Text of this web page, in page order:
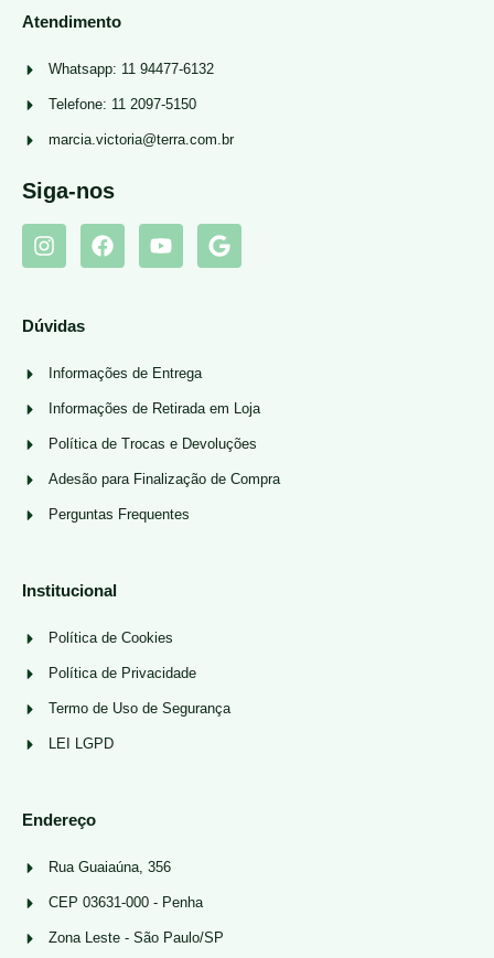
Atendimento
Whatsapp: 11 94477-6132
Telefone: 11 2097-5150
marcia.victoria@terra.com.br
Siga-nos
Dúvidas
Informações de Entrega
Informações de Retirada em Loja
Política de Trocas e Devoluções
Adesão para Finalização de Compra
Perguntas Frequentes
Institucional
Política de Cookies
Política de Privacidade
Termo de Uso de Segurança
LEI LGPD
Endereço
Rua Guaiaúna, 356
CEP 03631-000 - Penha
Zona Leste - São Paulo/SP